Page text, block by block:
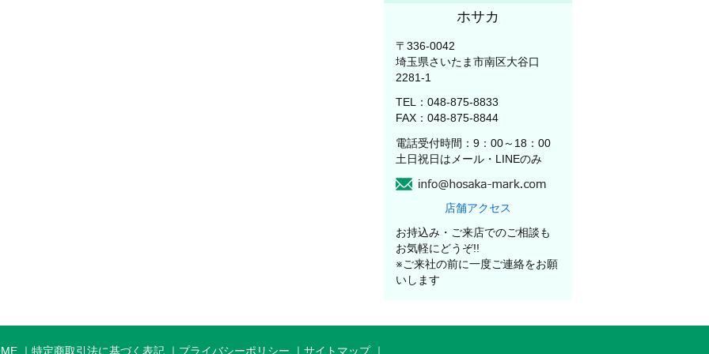
ホサカ
〒336-0042
埼玉県さいたま市南区大谷口
2281-1
TEL：048-875-8833
FAX：048-875-8844
電話受付時間：9：00～18：00
土日祝日はメール・LINEのみ
店舗アクセス
お持込み・ご来店でのご相談も
お気軽にどうぞ!!
※ご来社の前に一度ご連絡をお願
いします
特定商取引法に基づく表記 プライバシーポリシー サイトマップ